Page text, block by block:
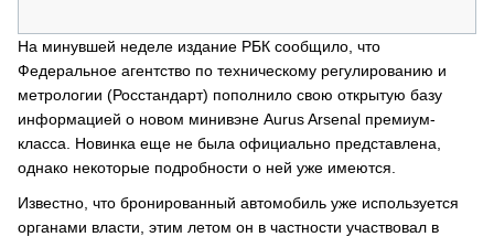
На минувшей неделе издание РБК сообщило, что
Федеральное агентство по техническому регулированию и
метрологии (Росстандарт) пополнило свою открытую базу
информацией о новом минивэне Aurus Arsenal премиум-
класса. Новинка еще не была официально представлена,
однако некоторые подробности о ней уже имеются.
Известно, что бронированный автомобиль уже используется
органами власти, этим летом он в частности участвовал в